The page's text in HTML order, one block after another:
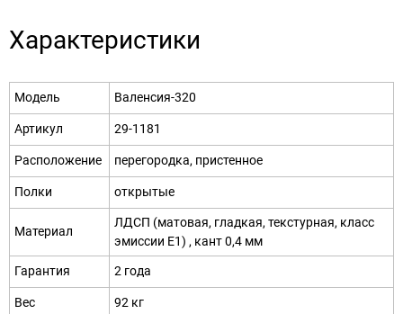
Характеристики
Модель Валенсия-320
Артикул 29-1181
Расположение перегородка, пристенное
Полки открытые
Материал
ЛДСП (матовая, гладкая, текстурная, класс
эмиссии E1) , кант 0,4 мм
Гарантия 2 года
Вес 92 кг